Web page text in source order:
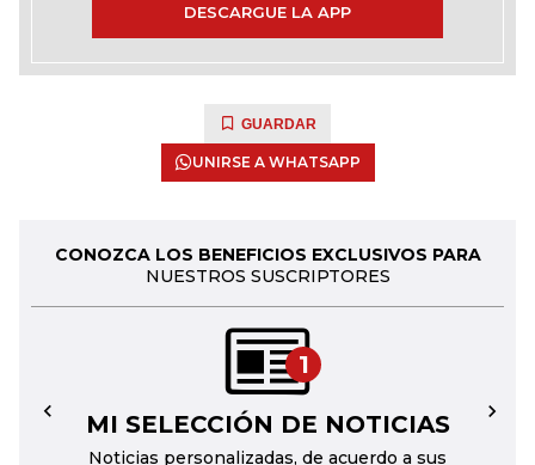
DESCARGUE LA APP
GUARDAR
UNIRSE A WHATSAPP
CONOZCA LOS BENEFICIOS EXCLUSIVOS PARA
NUESTROS SUSCRIPTORES
1
MI SELECCIÓN DE NOTICIAS
Noticias personalizadas, de acuerdo a sus
← →